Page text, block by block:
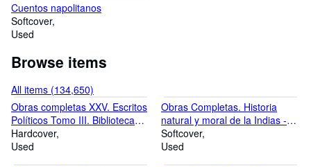
Cuentos napolitanos
Softcover
Used
Browse items
All items (134,650)
Obras completas XXV. Escritos
Políticos Tomo III. Biblioteca
Balmes
Hardcover
Used
Obras Completas. Historia
natural y moral de la Indias -
escritos menores- de
procuranda indorum salute-
Softcover
Used